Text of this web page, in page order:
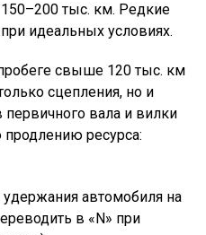
150–200 тыс. км. Редкие
идеальных условиях.
свыше 120 тыс. км
сцепления, но и
вала и вилки
ресурса:
удержания автомобиля на
в «N» при